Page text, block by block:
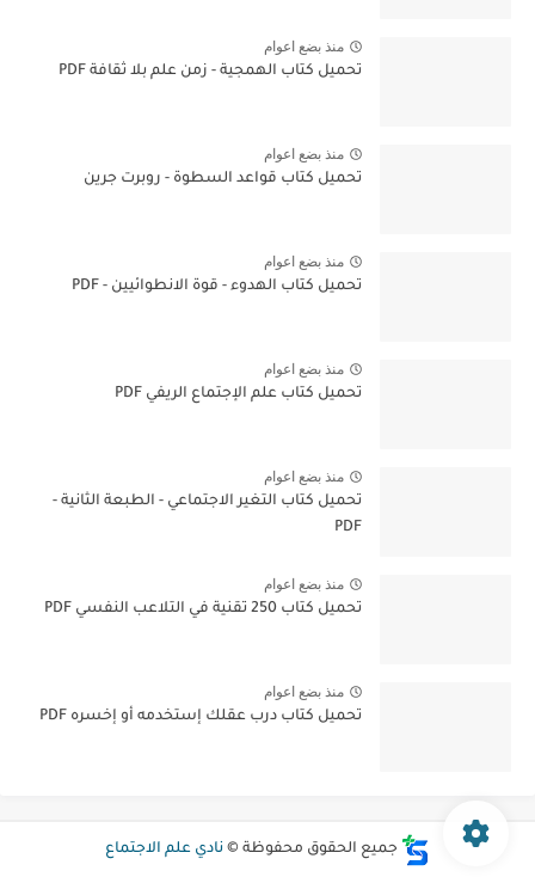
منذ بضع اعوام
تحميل كتاب الهمجية - زمن علم بلا ثقافة PDF
منذ بضع اعوام
تحميل كتاب قواعد السطوة - روبرت جرين
منذ بضع اعوام
تحميل كتاب الهدوء - قوة الانطوائيين - PDF
منذ بضع اعوام
تحميل كتاب علم الإجتماع الريفي PDF
منذ بضع اعوام
تحميل كتاب التغير الاجتماعي - الطبعة الثانية -
PDF
منذ بضع اعوام
تحميل كتاب 250 تقنية في التلاعب النفسي PDF
منذ بضع اعوام
تحميل كتاب درب عقلك إستخدمه أو إخسره PDF
جميع الحقوق محفوظة © نادي علم الاجتماع